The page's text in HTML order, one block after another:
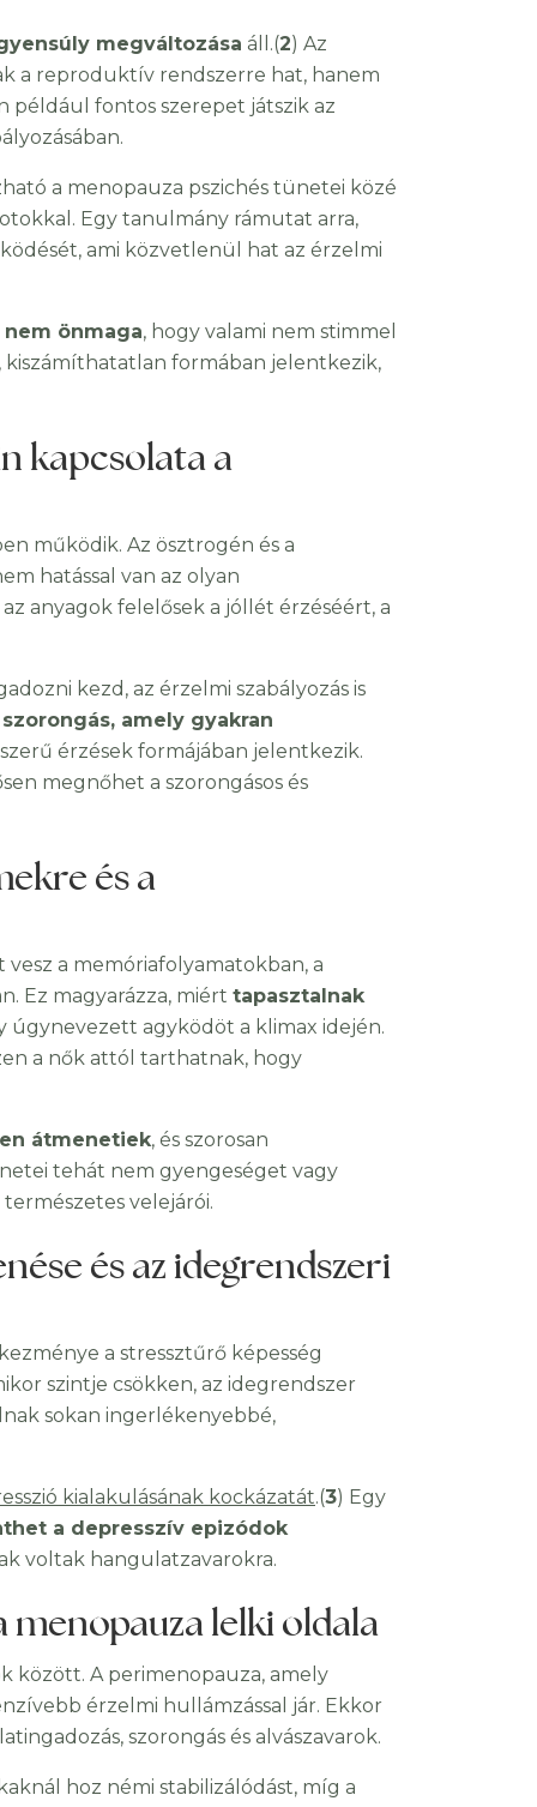
megváltozása áll.(2) Az
a reproduktív rendszerre hat, hanem
például fontos szerepet játszik az
a menopauza pszichés tünetei közé
Egy tanulmány rámutat arra,
ami közvetlenül hat az érzelmi
önmaga, hogy valami nem stimmel
formában jelentkezik,
kapcsolata a
működik. Az ösztrogén és a
hatással van az olyan
anyagok felelősek a jóllét érzéséért, a
kezd, az érzelmi szabályozás is
amely gyakran
érzések formájában jelentkezik.
megnőhet a szorongásos és
és a
a memóriafolyamatokban, a
Ez magyarázza, miért tapasztalnak
úgynevezett agyködöt a klimax idején.
a nők attól tarthatnak, hogy
átmenetiek, és szorosan
tehát nem gyengeséget vagy
velejárói.
és az idegrendszeri
a stressztűrő képesség
szintje csökken, az idegrendszer
sokan ingerlékenyebbé,
kialakulásának kockázatát.(3) Egy
a depresszív epizódok
voltak hangulatzavarokra.
menopauza lelki oldala
között. A perimenopauza, amely
érzelmi hullámzással jár. Ekkor
szorongás és alvászavarok.
hoz némi stabilizálódást, míg a